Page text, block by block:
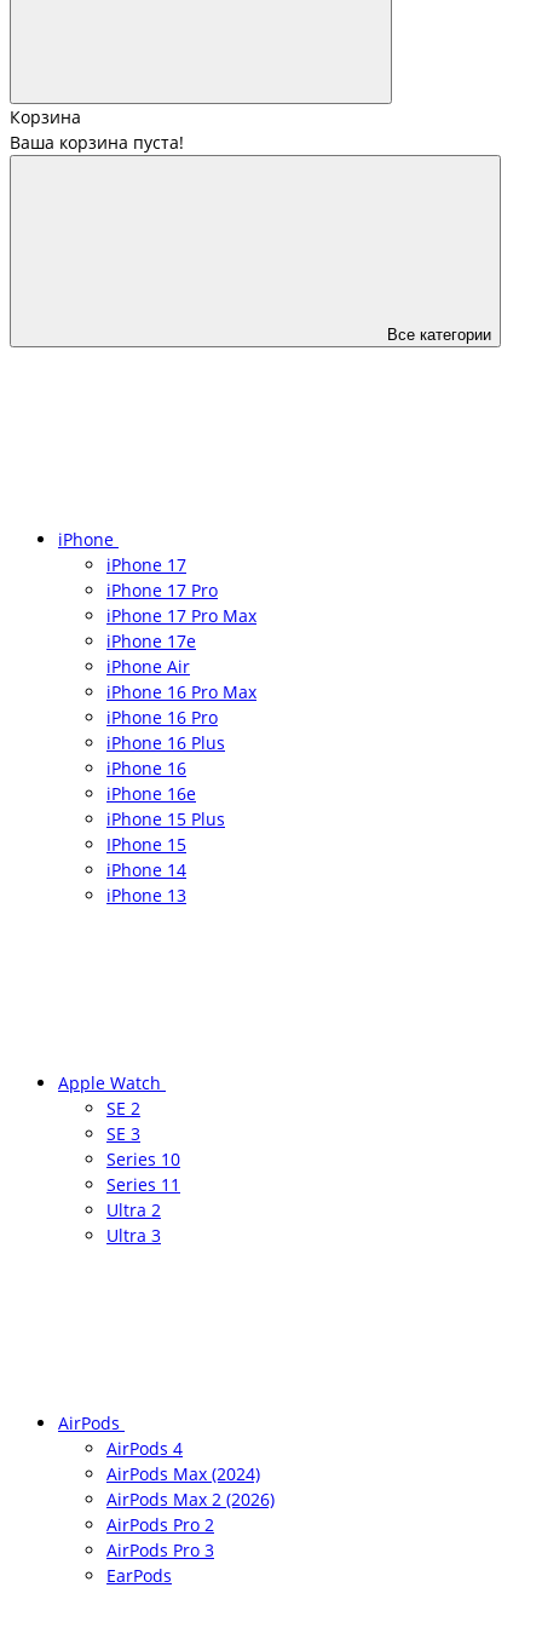
Корзина
Ваша корзина пуста!
Все категории
iPhone
iPhone 17
iPhone 17 Pro
iPhone 17 Pro Max
iPhone 17e
iPhone Air
iPhone 16 Pro Max
iPhone 16 Pro
iPhone 16 Plus
iPhone 16
iPhone 16e
iPhone 15 Plus
IPhone 15
iPhone 14
iPhone 13
Apple Watch
SE 2
SE 3
Series 10
Series 11
Ultra 2
Ultra 3
AirPods
AirPods 4
AirPods Max (2024)
AirPods Max 2 (2026)
AirPods Pro 2
AirPods Pro 3
EarPods